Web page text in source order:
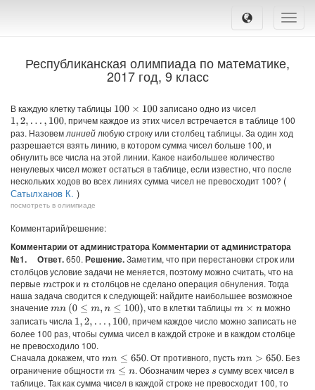
Toggle
Республиканская олимпиада по математике,
2017 год, 9 класс
В каждую клетку таблицы 100×100
записано одно из чисел
1,2,… 100
, причем каждое из этих чисел встречается в таблице 100
раз. Назовемлинией любую строку или столбец таблицы. За один ход
разрешается взять линию, в котором сумма чисел больше 100, и
обнулить все числа на этой линии. Какое наибольшее количество
ненулевых чисел может остаться в таблице, если известно, что после
нескольких ходов во всех линиях сумма чисел не превосходит 100? (
Сатылханов К. )
посмотреть в олимпиаде
Комментарий/решение:
Комментарии от администратора Комментарии от администратора
№1.
Ответ.650. Решение.Заметим, что при перестановки строк или
столбцов условие задачи не меняется, поэтому можно считать, что на
первые mстрок и nстолбцов не сделано операция обнуления. Тогда
наша задача сводится к следующей: найдите наибольшее возможное
значение mn (0≤ m n≤100) , что в клетки таблицыm× n
можно
записать числа 1,2,… 100
, причем каждое число можно записать не
более 100 раз, чтобы сумма чисел в каждой строке и в каждом столбце
не превосходило 100.
Сначала докажем, чтоmn≤ 650 . От противного, пустьmn> 650
. Без
ограничение общности m≤ n . Обозначим черезsсумму всех чисел в
таблице. Так как сумма чисел в каждой строке не превосходит 100, то